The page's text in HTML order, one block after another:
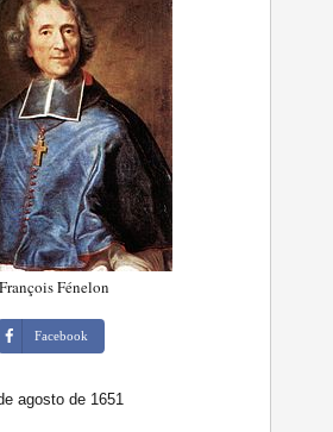
François Fénelon
Facebook
agosto de 1651